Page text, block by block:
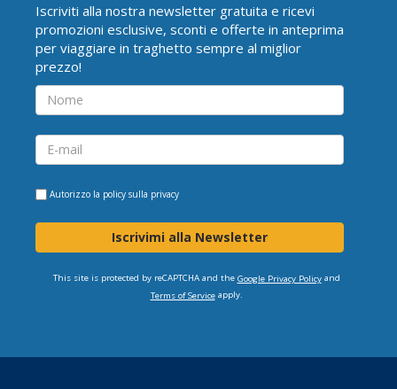
Iscriviti alla nostra newsletter gratuita e ricevi
promozioni esclusive, sconti e offerte in anteprima
per viaggiare in traghetto sempre al miglior
prezzo!
Autorizzo la policy sulla privacy
Iscrivimi alla Newsletter
This site is protected by reCAPTCHA and the Google Privacy Policyand
Terms of Serviceapply.